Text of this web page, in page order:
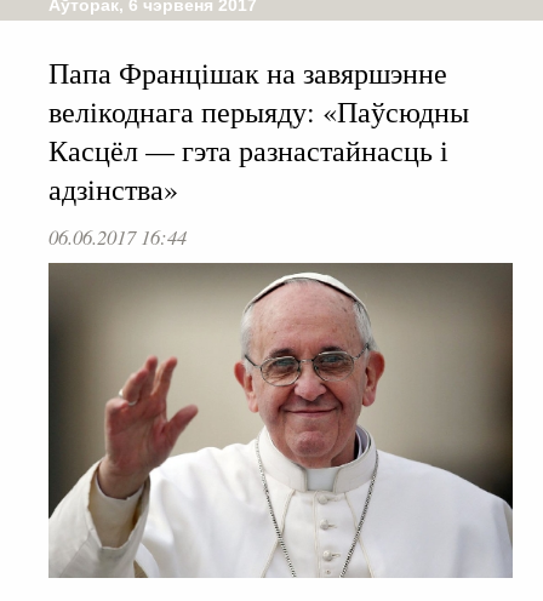
Аўторак, 6 чэрвеня 2017
Папа Францішак на завяршэнне
велікоднага перыяду: «Паўсюдны
Касцёл — гэта разнастайнасць і
адзінства»
06.06.2017 16:44